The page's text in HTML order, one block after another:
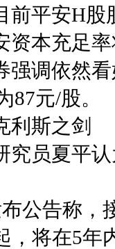
前平安H
本充足
强调依然
87元/股。
利斯之剑
究员夏平
公告称，
，将在5年